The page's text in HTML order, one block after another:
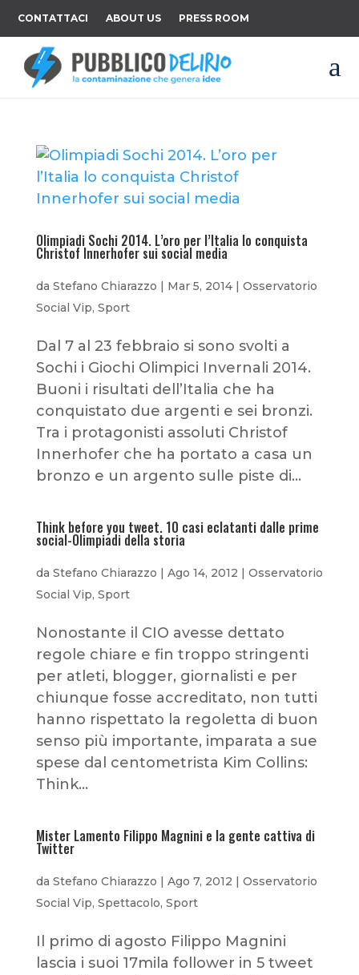
CONTATTACI ABOUT US PRESS ROOM
a
Olimpiadi Sochi 2014. L’oro per l’Italia lo conquista
Christof Innerhofer sui social media
da Stefano Chiarazzo | Mar 5, 2014| Osservatorio
Social Vip, Sport
Dal 7 al 23 febbraio si sono svolti a
Sochi i Giochi Olimpici Invernali 2014.
Buoni i risultati dell’Italia che ha
conquistato due argenti e sei bronzi.
Tra i protagonisti assoluti Christof
Innerhofer che ha portato a casa un
bronzo e un argento sulle piste di...
Think before you tweet. 10 casi eclatanti dalle prime
social-Olimpiadi della storia
da Stefano Chiarazzo | Ago 14, 2012 | Osservatorio
Social Vip, Sport
Nonostante il CIO avesse dettato
regole chiare e fin troppo stringenti
per atleti, blogger, giornalisti e per
chiunque fosse accreditato, non tutti
hanno rispettato la regoletta di buon
senso più importante, imparata a sue
spese dal centometrista Kim Collins:
Think...
Mister Lamento Filippo Magnini e la gente cattiva di
Twitter
da Stefano Chiarazzo | Ago 7, 2012 | Osservatorio
Social Vip, Spettacolo, Sport
Il primo di agosto Filippo Magnini
lascia i suoi 17mila follower in 5 tweet